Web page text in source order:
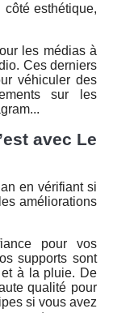
esthétique,
les médias à
Ces derniers
véhiculer des
sur les
avec Le
en vérifiant si
améliorations
pour vos
supports sont
à la pluie. De
qualité pour
si vous avez